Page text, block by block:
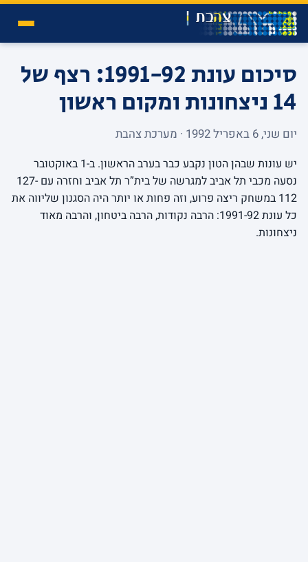
סיכום עונת 1991-92: רצף של
14 ניצחונות ומקום ראשון
יום שני, 6 באפריל 1992 · מערכת צהבת
יש עונות שבהן הטון נקבע כבר בערב הראשון. ב-1 באוקטובר
נסעה מכבי תל אביב למגרשה של בית”ר תל אביב וחזרה עם 127-
112 במשחק ריצה פרוע, וזה פחות או יותר היה הסגנון שליווה את
כל עונת 1991-92: הרבה נקודות, הרבה ביטחון, והרבה מאוד
ניצחונות.